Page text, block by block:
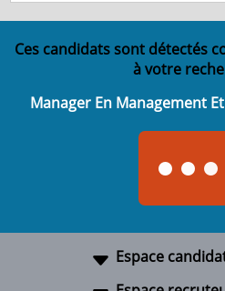
Ces candidats sont détectés
à votre
Manager En Management
Espace